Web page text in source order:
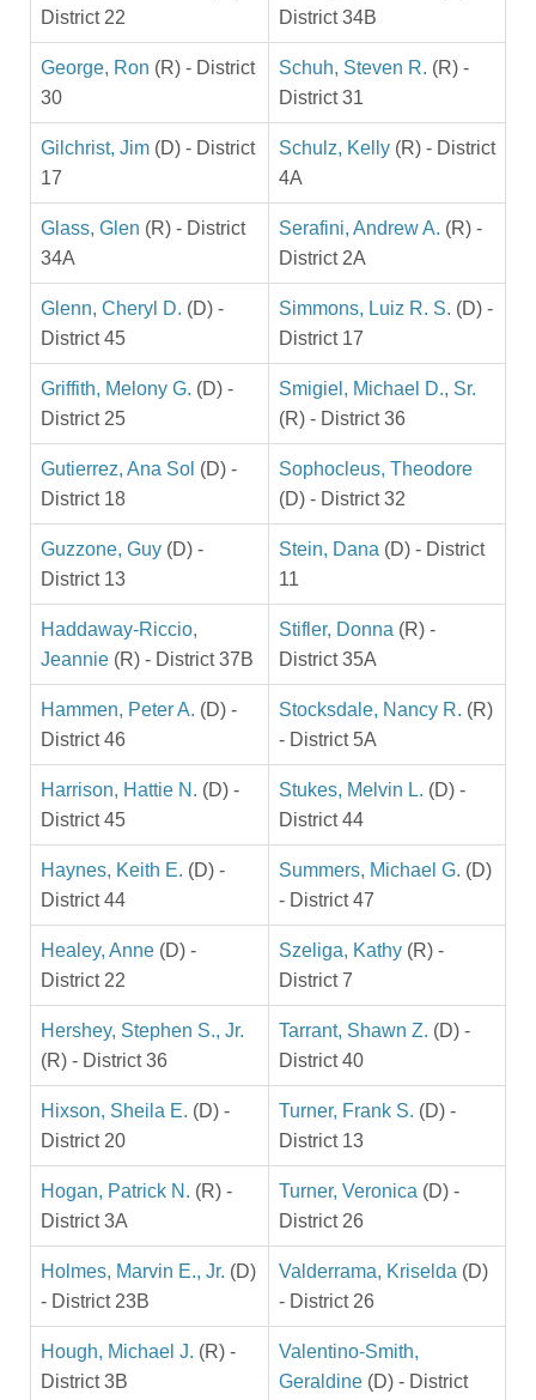
District 22
District 34B
George, Ron (R) - District
30
Schuh, Steven R. (R) -
District 31
Gilchrist, Jim (D) - District
17
Schulz, Kelly (R) - District
4A
Glass, Glen (R) - District
34A
Serafini, Andrew A. (R) -
District 2A
Glenn, Cheryl D. (D) -
District 45
Simmons, Luiz R. S. (D) -
District 17
Griffith, Melony G. (D) -
District 25
Smigiel, Michael D., Sr.
(R) - District 36
Gutierrez, Ana Sol (D) -
District 18
Sophocleus, Theodore
(D) - District 32
Guzzone, Guy (D) -
District 13
Stein, Dana (D) - District
11
Haddaway-Riccio,
Jeannie (R) - District 37B
Stifler, Donna (R) -
District 35A
Hammen, Peter A. (D) -
District 46
Stocksdale, Nancy R. (R)
- District 5A
Harrison, Hattie N. (D) -
District 45
Stukes, Melvin L. (D) -
District 44
Haynes, Keith E. (D) -
District 44
Summers, Michael G. (D)
- District 47
Healey, Anne (D) -
District 22
Szeliga, Kathy (R) -
District 7
Hershey, Stephen S., Jr.
(R) - District 36
Tarrant, Shawn Z. (D) -
District 40
Hixson, Sheila E. (D) -
District 20
Turner, Frank S. (D) -
District 13
Hogan, Patrick N. (R) -
District 3A
Turner, Veronica (D) -
District 26
Holmes, Marvin E., Jr. (D)
- District 23B
Valderrama, Kriselda (D)
- District 26
Hough, Michael J. (R) -
District 3B
Valentino-Smith,
Geraldine (D) - District